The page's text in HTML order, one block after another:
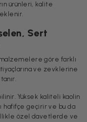
ürünleri, kalite
Sert
göre farklı
ve zevklerine
Yüksek kaliteli kaolin
hafifçe geçirir ve bu da
özel davetlerde ve